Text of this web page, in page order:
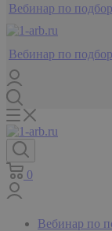
Вебинар по
Вебинар по
0
Вебинар по